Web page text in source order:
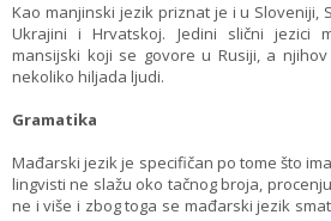
Kao manjinski jezik priznat je i u Sloveniji,
Ukrajini i Hrvatskoj. Jedini slični jezici
mansijski koji se govore u Rusiji, a
nekoliko hiljada ljudi.
Gramatika
Mađarski jezik je specifičan po tome što
lingvisti ne slažu oko tačnog broja,
ne i više i zbog toga se mađarski jezik